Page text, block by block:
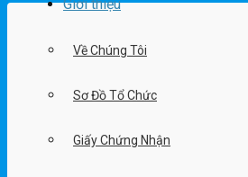
Giới thiệu
Về Chúng Tôi
Sơ Đồ Tổ Chức
Giấy Chứng Nhận